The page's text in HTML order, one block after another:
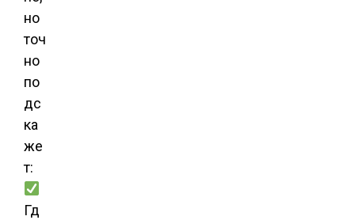
но
точ
но
по
дс
ка
же
т:
Гд